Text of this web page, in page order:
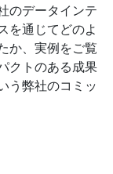
のデータインテ
を通じてどのよ
か、実例をご覧
クトのある成果
う弊社のコミッ